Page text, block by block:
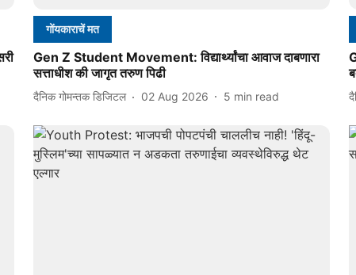
गोंयकाराचें मत
Gen Z Student Movement: विद्यार्थ्यांचा आवाज दाबणारा
सत्ताधीश की जागृत तरुण पिढी
दैनिक गोमन्तक डिजिटल 02 Aug 2026 5 min read